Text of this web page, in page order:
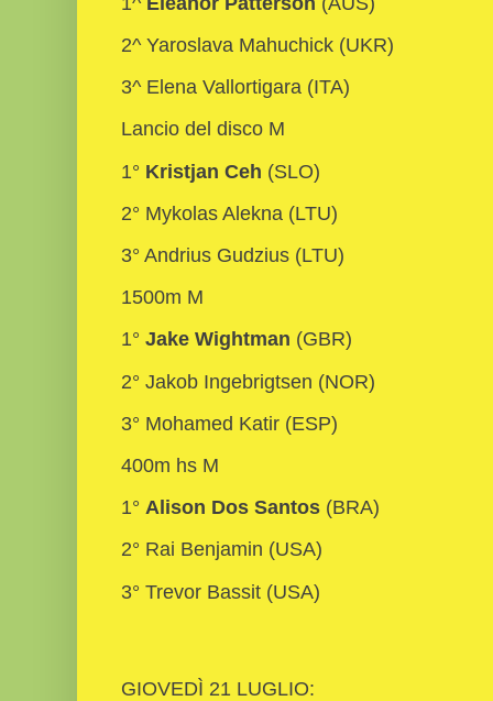
2^ Yaroslava Mahuchick (UKR)
3^ Elena Vallortigara (ITA)
Lancio del disco M
1° Kristjan Ceh (SLO)
2° Mykolas Alekna (LTU)
3° Andrius Gudzius (LTU)
1500m M
1° Jake Wightman (GBR)
2° Jakob Ingebrigtsen (NOR)
3° Mohamed Katir (ESP)
400m hs M
1° Alison Dos Santos (BRA)
2° Rai Benjamin (USA)
3° Trevor Bassit (USA)
GIOVEDÌ 21 LUGLIO: